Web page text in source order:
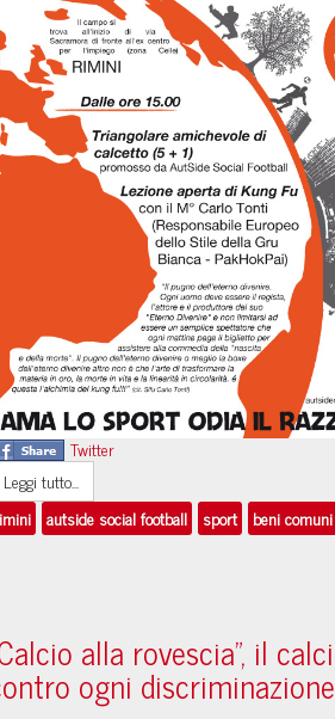
Twitter
Leggi tutto...
autside social football sport beni comuni
alla rovescia", il
ogni